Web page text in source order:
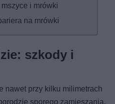
i mrówki
na mrówki
szkody i
nawet przy kilku milimetrach
sporego zamieszania.